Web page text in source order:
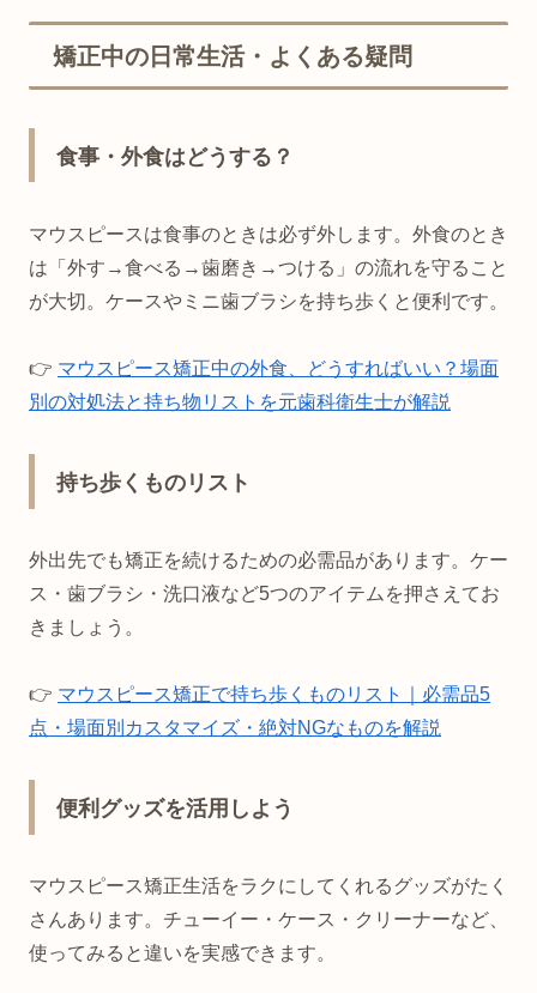
矯正中の日常生活・よくある疑問
食事・外食はどうする？
マウスピースは食事のときは必ず外します。外食のとき
は「外す→食べる→歯磨き→つける」の流れを守ること
が大切。ケースやミニ歯ブラシを持ち歩くと便利です。
👉 マウスピース矯正中の外食、どうすればいい？場面
別の対処法と持ち物リストを元歯科衛生士が解説
持ち歩くものリスト
外出先でも矯正を続けるための必需品があります。ケー
ス・歯ブラシ・洗口液など5つのアイテムを押さえてお
きましょう。
👉 マウスピース矯正で持ち歩くものリスト｜必需品5
点・場面別カスタマイズ・絶対NGなものを解説
便利グッズを活用しよう
マウスピース矯正生活をラクにしてくれるグッズがたく
さんあります。チューイー・ケース・クリーナーなど、
使ってみると違いを実感できます。